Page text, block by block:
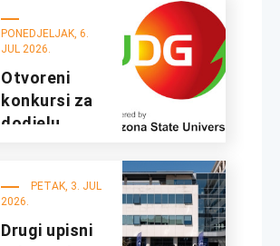
PONEDJELJAK, 6.
JUL 2026.
Otvoreni
konkursi za
dodjelu
stipendija za
2026/2027.
PETAK, 3. JUL
2026.
Drugi upisni